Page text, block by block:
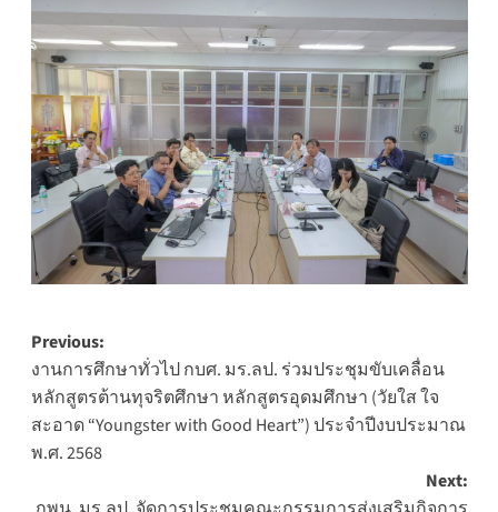
Post
navigation
Previous:
งานการศึกษาทั่วไป กบศ. มร.ลป. ร่วมประชุมขับเคลื่อน
หลักสูตรต้านทุจริตศึกษา หลักสูตรอุดมศึกษา (วัยใส ใจ
สะอาด “Youngster with Good Heart”) ประจำปีงบประมาณ
พ.ศ. 2568
Next: